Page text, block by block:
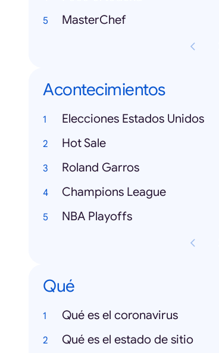
MasterChef
Acontecimientos
Elecciones Estados Unidos
Hot Sale
Roland Garros
Champions League
NBA Playoffs
Qué
Qué es el coronavirus
Qué es el estado de sitio